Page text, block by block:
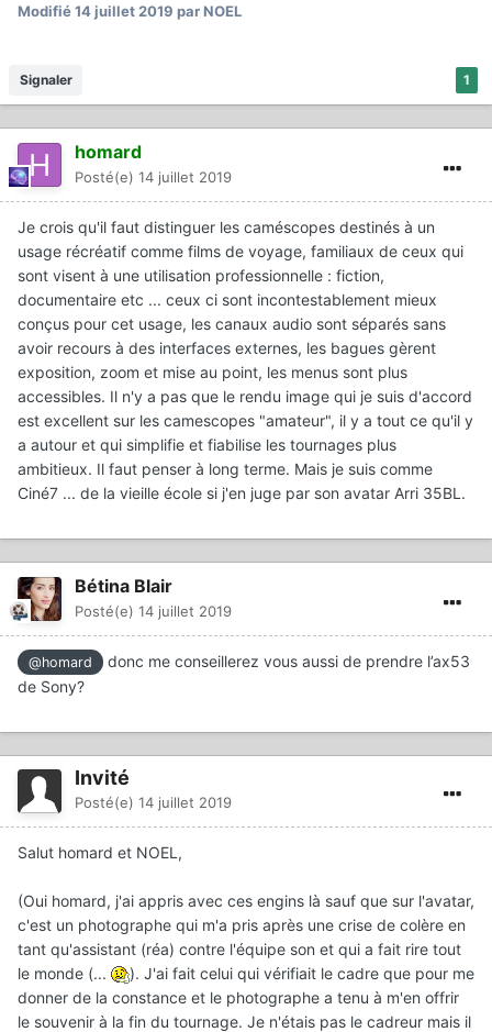
Modifié14 juillet 2019 par NOEL
1
Signaler
homard
Posté(e) 14 juillet 2019
Je crois qu'il faut distinguer les caméscopes destinés à un
usage récréatif comme films de voyage, familiaux de ceux qui
sont visent à une utilisation professionnelle : fiction,
documentaire etc ... ceux ci sont incontestablement mieux
conçus pour cet usage, les canaux audio sont séparés sans
avoir recours à des interfaces externes, les bagues gèrent
exposition, zoom et mise au point, les menus sont plus
accessibles. Il n'y a pas que le rendu image qui je suis d'accord
est excellent sur les camescopes "amateur", il y a tout ce qu'il y
a autour et qui simplifie et fiabilise les tournages plus
ambitieux. Il faut penser à long terme. Mais je suis comme
Ciné7 ... de la vieille école si j'en juge par son avatar Arri 35BL.
Bétina Blair
Posté(e) 14 juillet 2019
@homard
donc me conseillerez vous aussi de prendre l’ax53
de Sony?
Invité
Posté(e) 14 juillet 2019
Salut homard et NOEL,
(Oui homard, j'ai appris avec ces engins là sauf que sur l'avatar,
c'est un photographe qui m'a pris après une crise de colère en
tant qu'assistant (réa) contre l'équipe son et qui a fait rire tout
le monde (...
). J'ai fait celui qui vérifiait le cadre que pour me
donner de la constance et le photographe a tenu à m'en offrir
le souvenir à la fin du tournage. Je n'étais pas le cadreur mais il